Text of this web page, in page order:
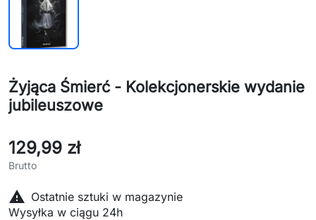
Żyjąca Śmierć - Kolekcjonerskie wydanie
jubileuszowe
129,99 zł
Brutto
 Ostatnie sztuki w magazynie
Wysyłka w ciągu 24h